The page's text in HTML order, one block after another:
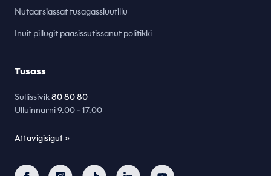
Tusass
Sullissivik80 80 80
Ulluinnarni 9.00 - 17.00
Attavigisigut »
Nutaarsiassat tusagassiuutillu
Inuit pillugit paasissutissanut politikki